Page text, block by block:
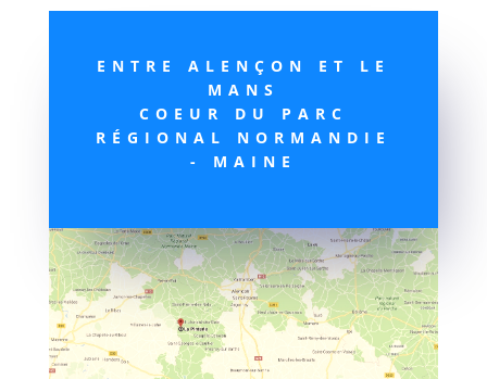
ENTRE ALENÇON ET LE
MANS
COEUR DU PARC
RÉGIONAL NORMANDIE
- MAINE